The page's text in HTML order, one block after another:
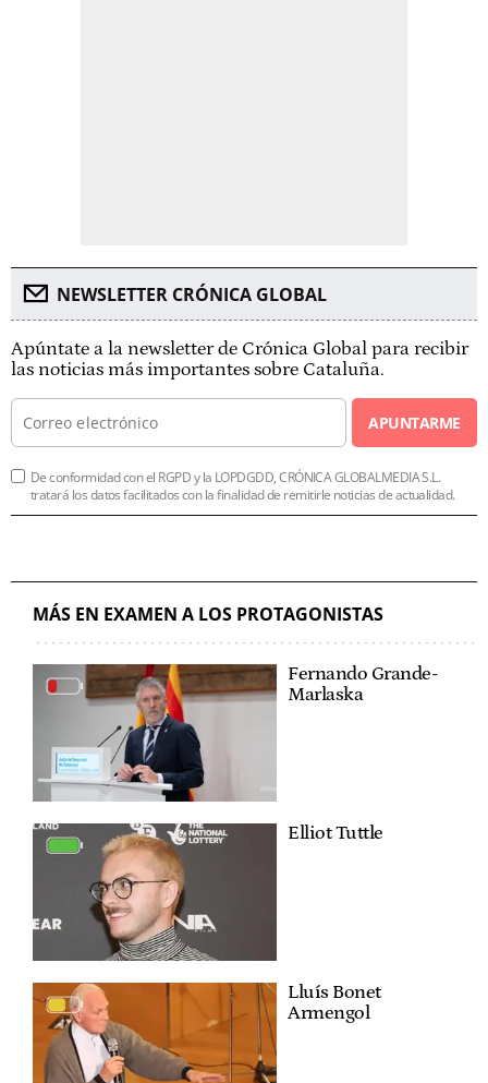
NEWSLETTER CRÓNICA GLOBAL
Apúntate a la newsletter de Crónica Global para recibir
las noticias más importantes sobre Cataluña.
APUNTARME
De conformidad con el RGPD y la LOPDGDD, CRÓNICA GLOBALMEDIA S.L.
tratará los datos facilitados con la finalidad de remitirle noticias de actualidad.
MÁS EN EXAMEN A LOS PROTAGONISTAS
Fernando Grande-
Marlaska
Elliot Tuttle
Lluís Bonet
Armengol